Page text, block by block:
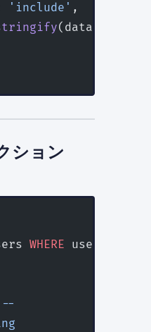
'include' ,
(data),
ション
WHERE username